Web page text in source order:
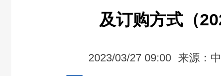
及订购方式（
2023/03/27 09:00 来源：